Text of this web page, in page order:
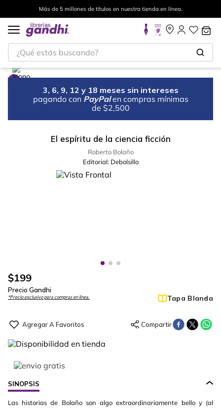
Más de 5 millones de títulos en nuestra tienda en línea.
¿Qué estás buscando?
3, 6, 9, 12 y 18 meses sin intereses
pagando con PayPal en compras mínimas
de $2,500
El espíritu de la ciencia ficción
Roberto Bolaño
Editorial: Debolsillo
$199
Precio Gandhi
*Precio exclusivo para compras en línea. Tapa Blanda
SINOPSIS
Las historias de Bolaño son algo extraordinariamente bello y (al